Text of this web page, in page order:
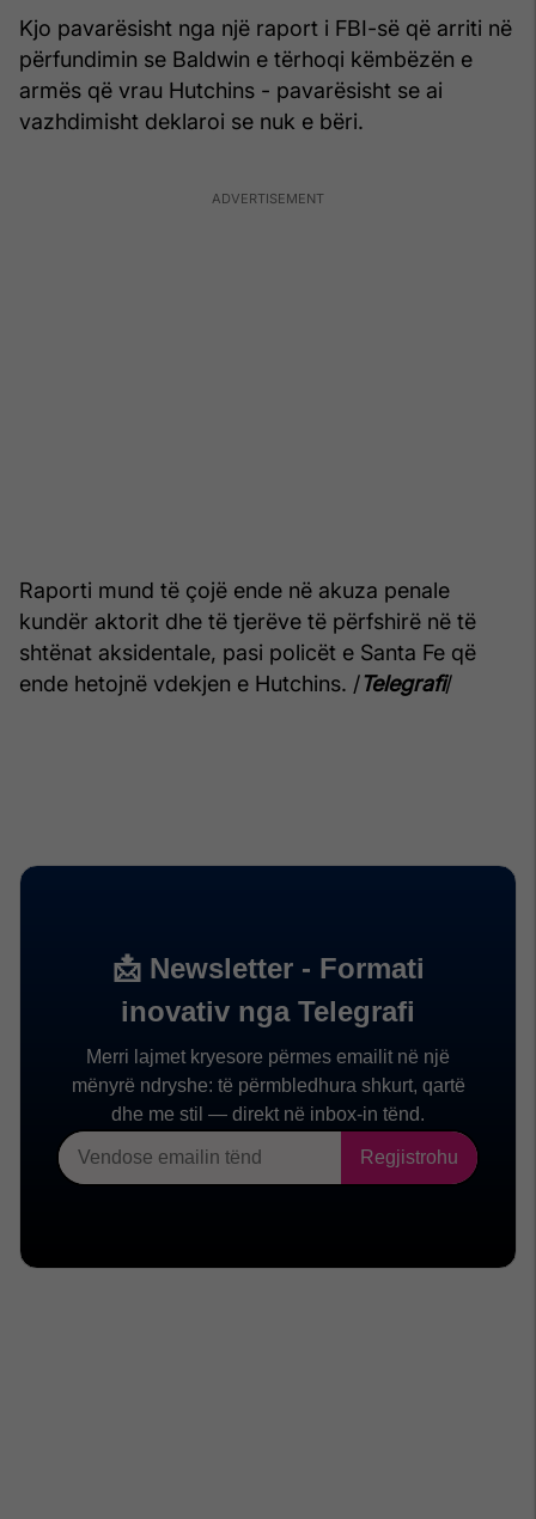
Kjo pavarësisht nga një raport i FBI-së që arriti në
përfundimin se Baldwin e tërhoqi këmbëzën e
armës që vrau Hutchins - pavarësisht se ai
vazhdimisht deklaroi se nuk e bëri.
Raporti mund të çojë ende në akuza penale
kundër aktorit dhe të tjerëve të përfshirë në të
shtënat aksidentale, pasi policët e Santa Fe që
ende hetojnë vdekjen e Hutchins. /Telegrafi/